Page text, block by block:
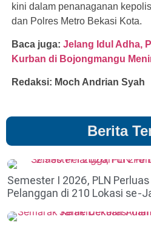
kini dalam penanaganan
dan Polres Metro Bekasi Kota.
Baca juga: Jelang Idul Adha,
Kurban di Bojongmangu
Redaksi: Moch Andrian Syah
Berita
Semester I 2026, PLN
Pelanggan di 210 Lokasi se-